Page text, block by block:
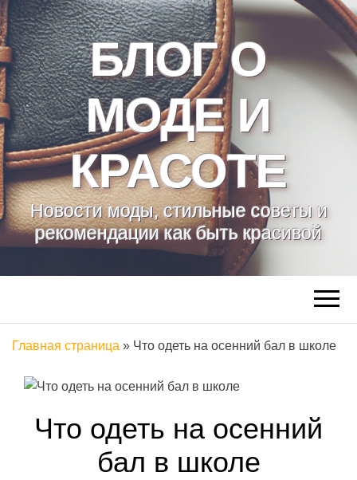
БЛОГ О
МОДЕ И
КРАСОТЕ
Новости моды, стильные советы и
рекомендации как быть красивой
Главная страница » Что одеть на осенний бал в школе
Что одеть на осенний
бал в школе